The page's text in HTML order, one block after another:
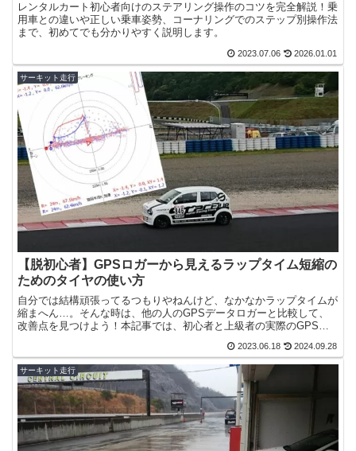
レンタルカート初心者向けのステアリング操作のコツを完全解説！乗
用車との違いや正しい乗車姿勢、コーナリングでのステップ別操作法
まで、初めてでも分かりやすく説明します。
2023.07.06 2026.01.01
サーキット走行
【脱初心者】GPSロガーから見えるラップタイム短縮の
ためのタイヤの使い方
自分では結構頑張ってるつもりやねんけど、なかなかラップタイムが
縮まへん…。そんな時は、他の人のGPSデータロガーと比較して、
改善点を見つけよう！本記事では、初心者と上級者の実際のGPSデ
2023.06.18 2024.09.28
サーキット走行